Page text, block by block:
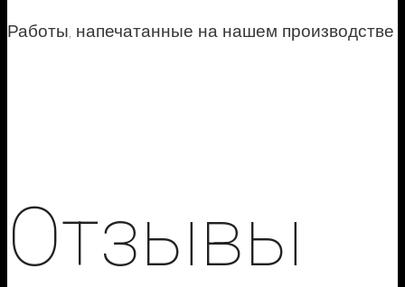
Работы, напечатанные на нашем производстве
Отзывы